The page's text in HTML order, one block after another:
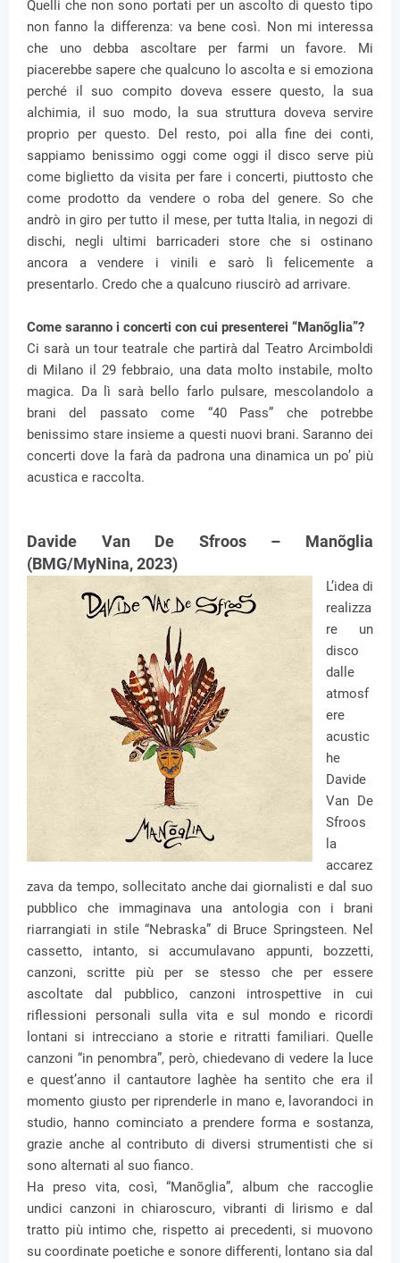
Quelli che non sono portati per un ascolto di questo tipo
non fanno la differenza: va bene così. Non mi interessa
che uno debba ascoltare per farmi un favore. Mi
piacerebbe sapere che qualcuno lo ascolta e si emoziona
perché il suo compito doveva essere questo, la sua
alchimia, il suo modo, la sua struttura doveva servire
proprio per questo. Del resto, poi alla fine dei conti,
sappiamo benissimo oggi come oggi il disco serve più
come biglietto da visita per fare i concerti, piuttosto che
come prodotto da vendere o roba del genere. So che
andrò in giro per tutto il mese, per tutta Italia, in negozi di
dischi, negli ultimi barricaderi store che si ostinano
ancora a vendere i vinili e sarò lì felicemente a
presentarlo. Credo che a qualcuno riuscirò ad arrivare.
Come saranno i concerti con cui presenterei “Manõglia”?
Ci sarà un tour teatrale che partirà dal Teatro Arcimboldi
di Milano il 29 febbraio, una data molto instabile, molto
magica. Da lì sarà bello farlo pulsare, mescolandolo a
brani del passato come “40 Pass” che potrebbe
benissimo stare insieme a questi nuovi brani. Saranno dei
concerti dove la farà da padrona una dinamica un po’ più
acustica e raccolta.
Davide Van De Sfroos – Manõglia
(BMG/MyNina, 2023)
L’idea di
realizza
re un
disco
dalle
atmosf
ere
acustic
he
Davide
Van De
Sfroos
la
accarez
zava da tempo, sollecitato anche dai giornalisti e dal suo
pubblico che immaginava una antologia con i brani
riarrangiati in stile “Nebraska” di Bruce Springsteen. Nel
cassetto, intanto, si accumulavano appunti, bozzetti,
canzoni, scritte più per se stesso che per essere
ascoltate dal pubblico, canzoni introspettive in cui
riflessioni personali sulla vita e sul mondo e ricordi
lontani si intrecciano a storie e ritratti familiari. Quelle
canzoni “in penombra”, però, chiedevano di vedere la luce
e quest’anno il cantautore laghèe ha sentito che era il
momento giusto per riprenderle in mano e, lavorandoci in
studio, hanno cominciato a prendere forma e sostanza,
grazie anche al contributo di diversi strumentisti che si
sono alternati al suo fianco.
Ha preso vita, così, “Manõglia”, album che raccoglie
undici canzoni in chiaroscuro, vibranti di lirismo e dal
tratto più intimo che, rispetto ai precedenti, si muovono
su coordinate poetiche e sonore differenti, lontano sia dal